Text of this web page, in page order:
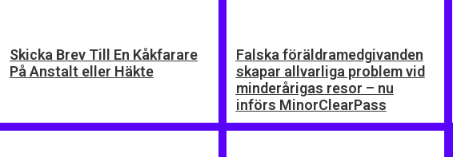
Skicka Brev Till En Kåkfarare
På Anstalt eller Häkte
Falska föräldramedgivanden
skapar allvarliga problem vid
minderårigas resor – nu
införs MinorClearPass